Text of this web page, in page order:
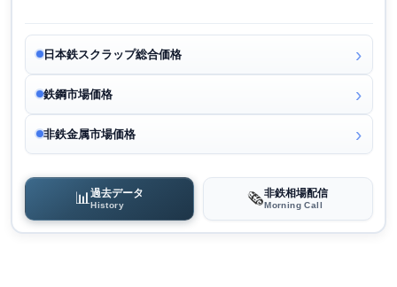
日本鉄スクラップ総合価格
鉄鋼市場価格
非鉄金属市場価格
📊過去データ
History 🗞️非鉄相場配信
Morning Call